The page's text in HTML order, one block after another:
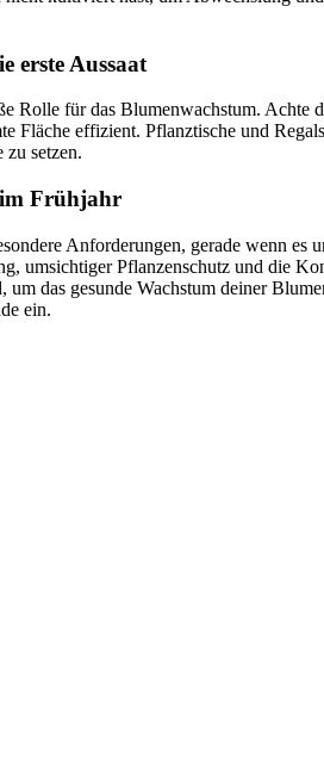
erste Aussaat
Rolle für das Blumenwachstum. Achte
Fläche effizient. Pflanztische und
setzen.
im Frühjahr
Anforderungen, gerade wenn es
umsichtiger Pflanzenschutz und die
das gesunde Wachstum deiner
ein.